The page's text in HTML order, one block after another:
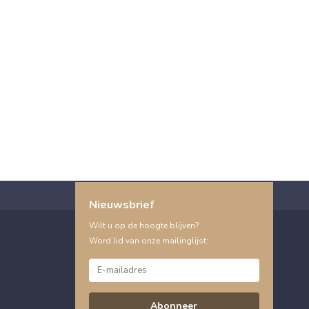
Nieuwsbrief
Wilt u op de hoogte blijven?
Word lid van onze mailinglijst:
Abonneer